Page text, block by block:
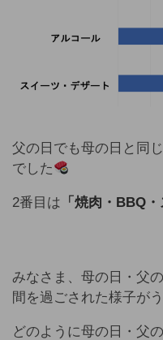
父の日でも母の日と同
でした
2番目は 「焼肉・BBQ・
みなさま、母の日・父
間を過ごされた様子が
どのように母の日・父